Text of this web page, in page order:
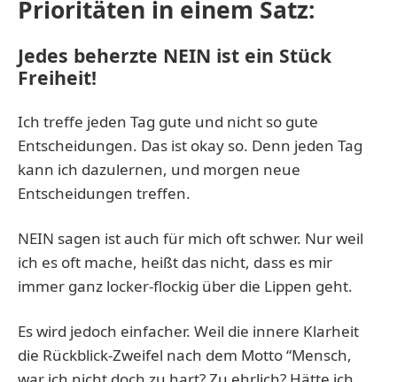
Prioritäten in einem Satz:
Jedes beherzte NEIN ist ein Stück
Freiheit!
Ich treffe jeden Tag gute und nicht so gute
Entscheidungen. Das ist okay so. Denn jeden Tag
kann ich dazulernen, und morgen neue
Entscheidungen treffen.
NEIN sagen ist auch für mich oft schwer. Nur weil
ich es oft mache, heißt das nicht, dass es mir
immer ganz locker-flockig über die Lippen geht.
Es wird jedoch einfacher. Weil die innere Klarheit
die Rückblick-Zweifel nach dem Motto “Mensch,